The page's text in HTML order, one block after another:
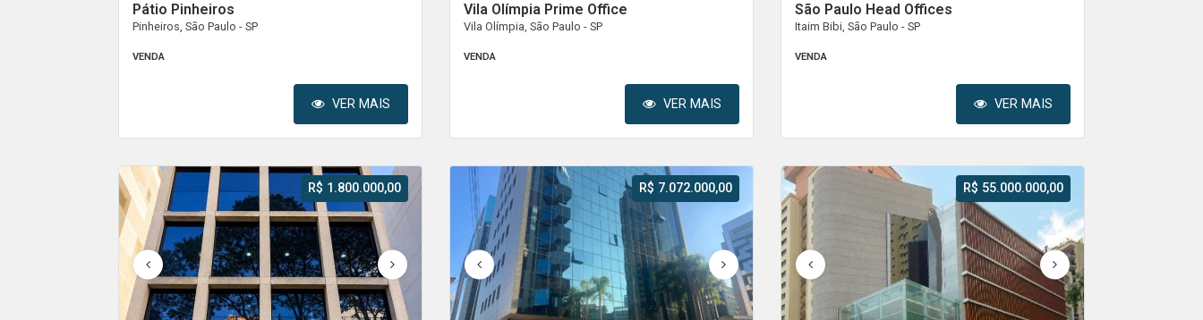
Pátio Pinheiros
Pinheiros, São Paulo - SP
VENDA
VER MAIS
Vila Olímpia Prime Office
Vila Olímpia, São Paulo - SP
VENDA
VER MAIS
São Paulo Head Offices
Itaim Bibi, São Paulo - SP
VENDA
VER MAIS
R$ 1.800.000,00 R$ 7.072.000,00 R$ 55.000.000,00